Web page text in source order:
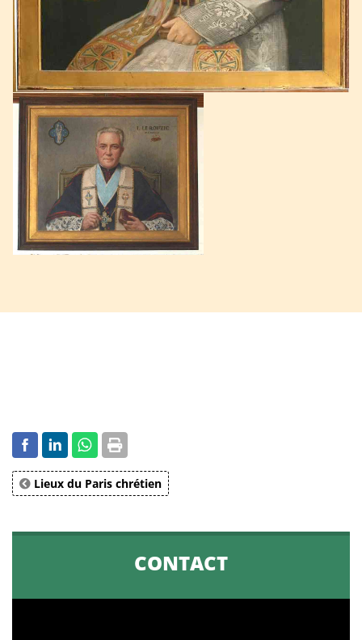
Lieux du Paris chrétien
CONTACT